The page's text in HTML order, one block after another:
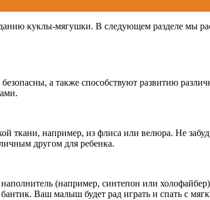
куклы-мягушки. В следующем разделе мы
а также способствуют развитию
ткани, например, из флиса или велюра. Не
другом для ребенка.
(например, синтепон или
Ваш малыш будет рад играть и спать с